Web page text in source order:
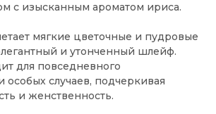
с изысканным ароматом ириса.
мягкие цветочные и пудровые
и утонченный шлейф.
для повседневного
особых случаев, подчеркивая
и женственность.